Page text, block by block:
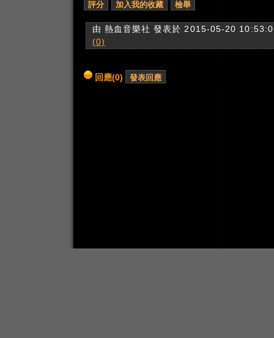
由 熱血音樂社 發表於 2015-05-20
(0)
回應(0)